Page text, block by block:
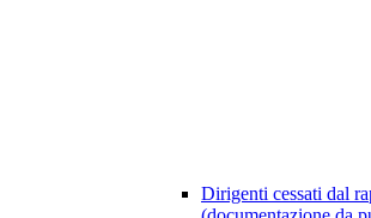
Dirigenti cessati dal